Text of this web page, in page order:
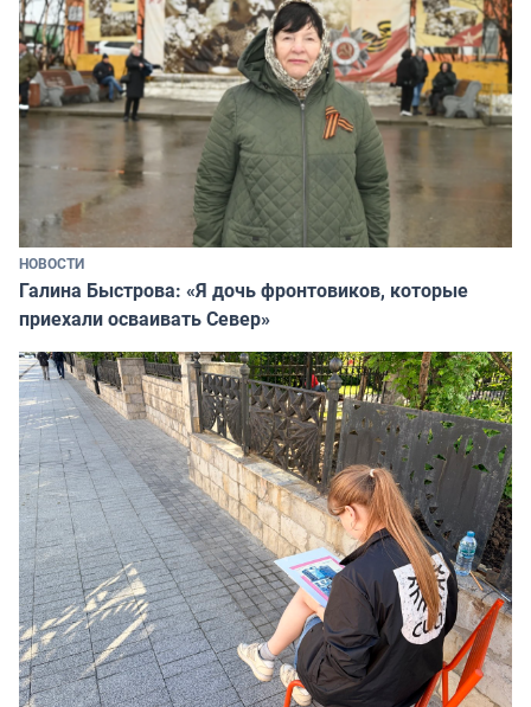
НОВОСТИ
Галина Быстрова: «Я дочь фронтовиков, которые
приехали осваивать Север»